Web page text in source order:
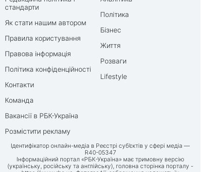
стандарти
Як стати нашим автором
Правила користування
Правова інформація
Політика конфіденційності
Контакти
Команда
Вакансії в РБК-Україна
Розмістити рекламу
Політика
Бізнес
Життя
Розваги
Lifestyle
Ідентифікатор онлайн-медіа в Реєстрі суб’єктів у сфері медіа —
R40-05347
Інформаційний портал «РБК-Україна» має тримовну версію
(українську, російську та англійську), головна сторінка порталу -